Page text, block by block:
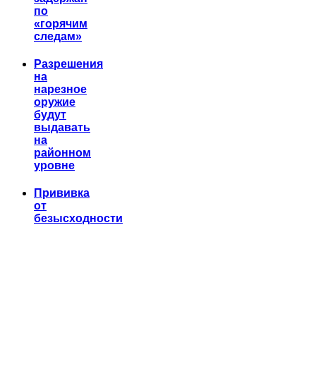
по
«горячим
следам»
Разрешения
на
нарезное
оружие
будут
выдавать
на
районном
уровне
Прививка
от
безысходности